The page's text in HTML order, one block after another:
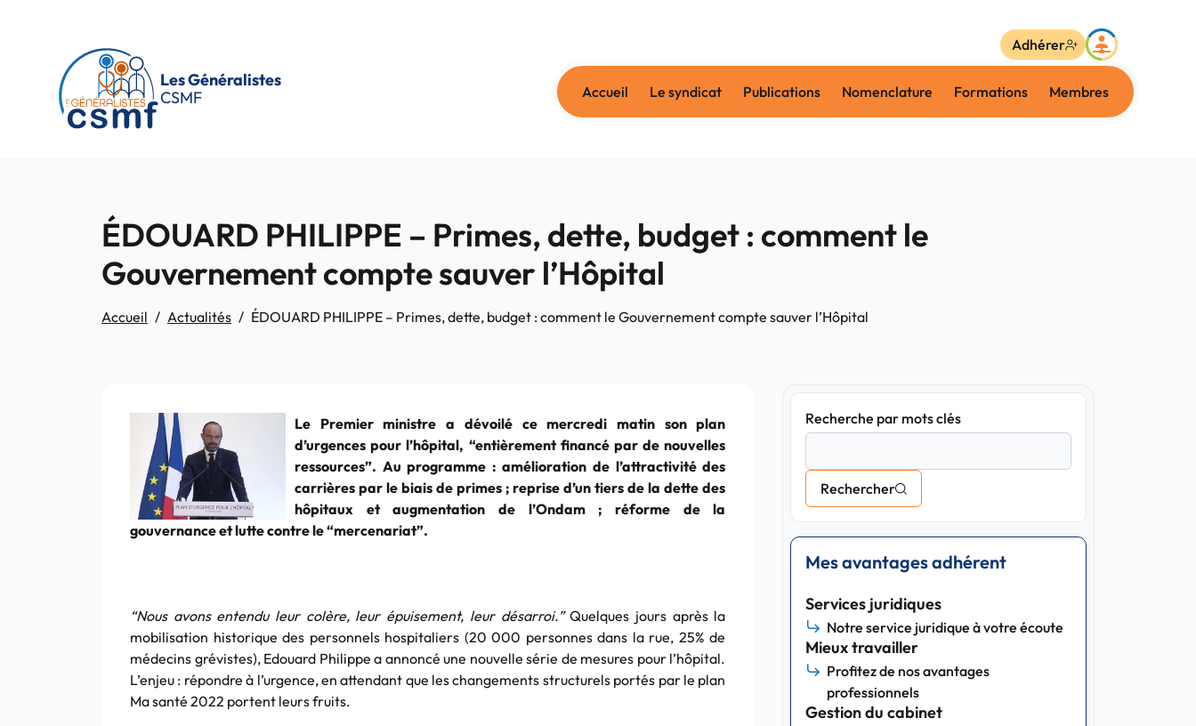
Les Généralistes
CSMF
Accueil Le syndicat Publications Nomenclature Formations Membres
Adhérer
ÉDOUARD PHILIPPE – Primes, dette, budget : comment le
Gouvernement compte sauver l’Hôpital
Accueil Actualités ÉDOUARD PHILIPPE – Primes, dette, budget : comment le Gouvernement compte sauver l’Hôpital
Le Premier ministre a dévoilé ce mercredi matin son plan
d’urgences pour l’hôpital, “entièrement financé par de nouvelles
ressources”. Au programme : amélioration de l’attractivité des
carrières par le biais de primes ; reprise d’un tiers de la dette des
hôpitaux et augmentation de l’Ondam ; réforme de la
gouvernance et lutte contre le “mercenariat”.
“Nous avons entendu leur colère, leur épuisement, leur désarroi.”Quelques jours après la
mobilisation historique des personnels hospitaliers (20 000 personnes dans la rue, 25% de
médecins grévistes), Edouard Philippe a annoncé une nouvelle série de mesures pour l’hôpital.
L’enjeu : répondre à l’urgence, en attendant que les changements structurels portés par le plan
Ma santé 2022 portent leurs fruits.
Recherche par mots clés
Rechercher
Mes avantages adhérent
Services juridiques
Notre service juridique à votre écoute
Mieux travailler
Profitez de nos avantages
professionnels
Gestion du cabinet